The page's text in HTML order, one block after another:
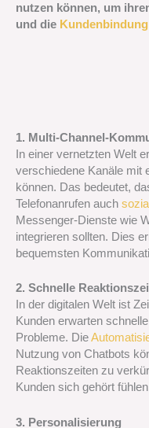
nutzen können, um
und die Kundenbindung
1. Multi-Channel-
In einer vernetzten Welt
verschiedene Kanäle mit
können. Das bedeutet,
Telefonanrufen auch
Messenger-Dienste wie
integrieren sollten. Dies
bequemsten
2. Schnelle
In der digitalen Welt ist
Kunden erwarten
Probleme. Die
Nutzung von Chatbots
Reaktionszeiten zu
Kunden sich gehört
3. Personalisierung